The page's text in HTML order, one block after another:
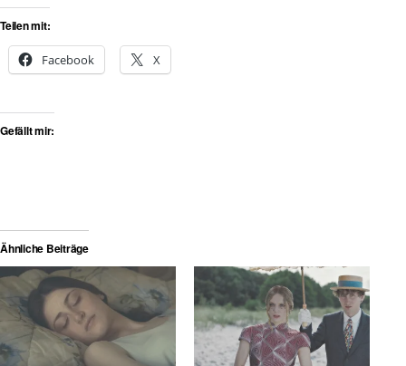
Teilen mit:
Facebook X
Gefällt mir:
Ähnliche Beiträge